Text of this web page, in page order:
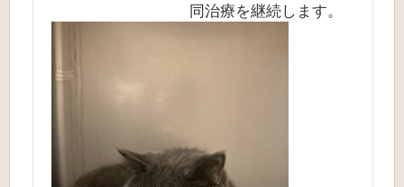
同治療を継続します。